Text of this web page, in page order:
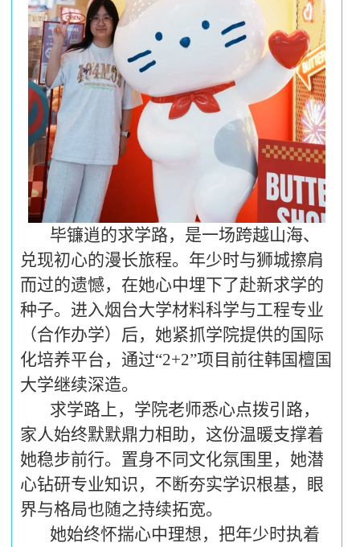
毕镰逍的求学路，是一场跨越山海、
兑现初心的漫长旅程。年少时与狮城擦肩
而过的遗憾，在她心中埋下了赴新求学的
种子。进入烟台大学材料科学与工程专业
（合作办学）后，她紧抓学院提供的国际
化培养平台，通过“2+2”项目前往韩国檀国
大学继续深造。
求学路上，学院老师悉心点拨引路，
家人始终默默鼎力相助，这份温暖支撑着
她稳步前行。置身不同文化氛围里，她潜
心钻研专业知识，不断夯实学识根基，眼
界与格局也随之持续拓宽。
她始终怀揣心中理想，把年少时执着